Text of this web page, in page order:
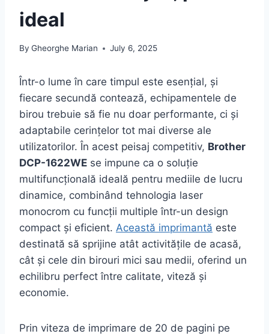
ideal
By Gheorghe Marian July 6, 2025
Într-o lume în care timpul este esențial, și
fiecare secundă contează, echipamentele de
birou trebuie să fie nu doar performante, ci și
adaptabile cerințelor tot mai diverse ale
utilizatorilor. În acest peisaj competitiv, Brother
DCP-1622WE se impune ca o soluție
multifuncțională ideală pentru mediile de lucru
dinamice, combinând tehnologia laser
monocrom cu funcții multiple într-un design
compact și eficient. Această imprimantă este
destinată să sprijine atât activitățile de acasă,
cât și cele din birouri mici sau medii, oferind un
echilibru perfect între calitate, viteză și
economie.
Prin viteza de imprimare de 20 de pagini pe